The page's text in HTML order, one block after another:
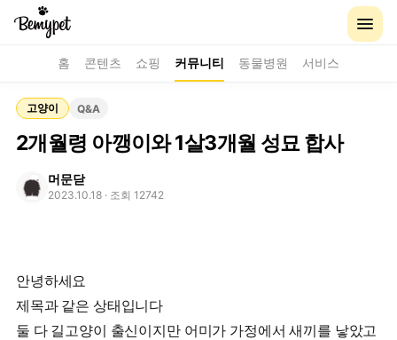
홈 콘텐츠 쇼핑 커뮤니티 동물병원 서비스
고양이 Q&A
2개월령 아깽이와 1살3개월 성묘 합사
머문닫
2023.10.18 · 조회 12742
안녕하세요
제목과 같은 상태입니다
둘 다 길고양이 출신이지만 어미가 가정에서 새끼를 낳았고